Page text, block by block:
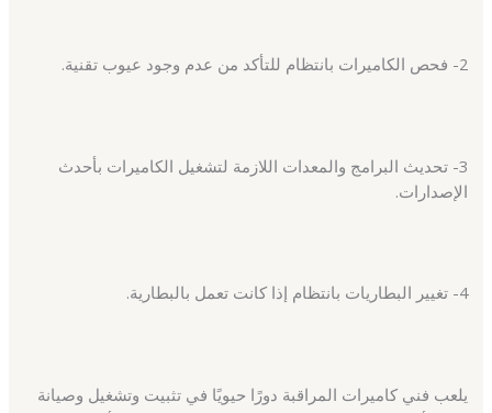
2- فحص الكاميرات بانتظام للتأكد من عدم وجود عيوب تقنية.
3- تحديث البرامج والمعدات اللازمة لتشغيل الكاميرات بأحدث
الإصدارات.
4- تغيير البطاريات بانتظام إذا كانت تعمل بالبطارية.
يلعب فني كاميرات المراقبة دورًا حيويًا في تثبيت وتشغيل وصيانة